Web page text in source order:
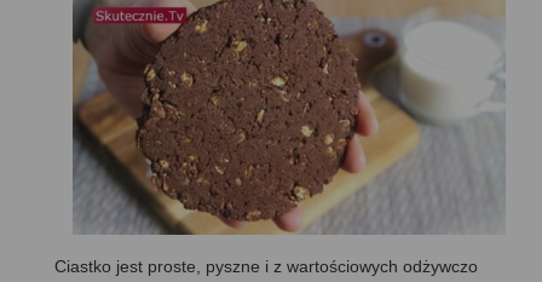
Ciastko jest proste, pyszne i z wartościowych odżywczo